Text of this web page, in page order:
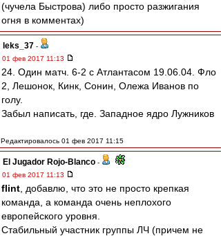
(чучела Быстрова) либо просто разжигания
огня в комментах)
leks_37 -
01 фев 2017 11:13
24. Один матч. 6-2 с Атлантасом 19.06.04. Фло
2, Лешонок, Кинк, Сонин, Олежа Иванов по
голу.
Забыл написать, где. Западное ядро Лужников
Редактировалось 01 фев 2017 11:15
El Jugador Rojo-Blanco -
01 фев 2017 11:13
flint , добавлю, что это не просто крепкая
команда, а команда очень неплохого
европейского уровня.
Стабильный участник группы ЛЧ (причем не